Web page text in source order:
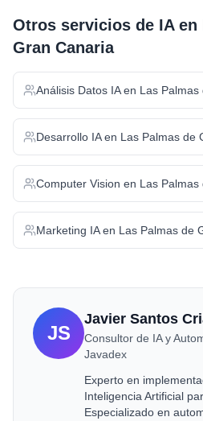
Otros servicios de IA en
Gran Canaria
Análisis Datos IAen Las Palmas
Desarrollo IAen Las Palmas de
Computer Vision en Las Palmas
Marketing IAen Las Palmas de
JS
Javier Santos
Consultor de IA y
Javadex
Experto en
Inteligencia Artificial
Especializado en